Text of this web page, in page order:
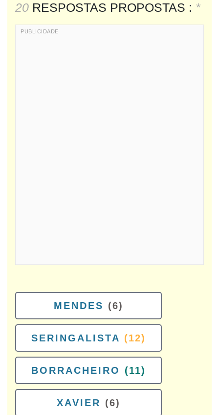
20 RESPOSTAS PROPOSTAS : *
MENDES (6)
SERINGALISTA (12)
BORRACHEIRO (11)
XAVIER (6)